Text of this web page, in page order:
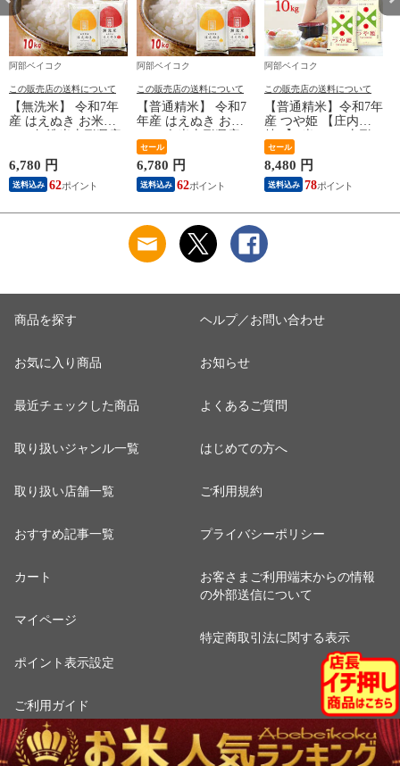
阿部ベイコク
この販売店の送料について
【無洗米】 令和7年
産 はえぬき お米
※北海道・中国・四
国・九州・沖縄は別
途追加送料 コメ こ
6,780 円
送料込み 62
阿部ベイコク
この販売店の送料について
【普通精米】 令和7
年産 はえぬき お米
(5kg×2袋) 送料無料
※北海道・中国・四
国・九州・沖縄は別
途追加送料 コメ こ
セール
6,780 円
送料込み 62
阿部ベイコク
この販売店の送料について
【普通精米】令和7年
産 つや姫 【庄内産
県産 白米5kg×2袋 精
米 白米 お米 送料無
料 ※北海道・中国・
四国・九州・沖縄は
セール
8,480 円
送料込み 78
商品を探す
お気に入り商品
最近チェックした商品
取り扱いジャンル一覧
取り扱い店舗一覧
おすすめ記事一覧
カート
マイページ
ポイント表示設定
ご利用ガイド
ヘルプ／お問い合わせ
お知らせ
よくあるご質問
はじめての方へ
ご利用規約
プライバシーポリシー
お客さまご利用端末からの情報
の外部送信について
特定商取引法に関する表示